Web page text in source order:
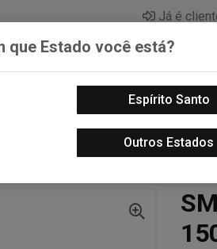
Já é
AUTOMOTIVAS LUBRIFICANTES
que Estado você está?
Espírito Santo
Outros Estados